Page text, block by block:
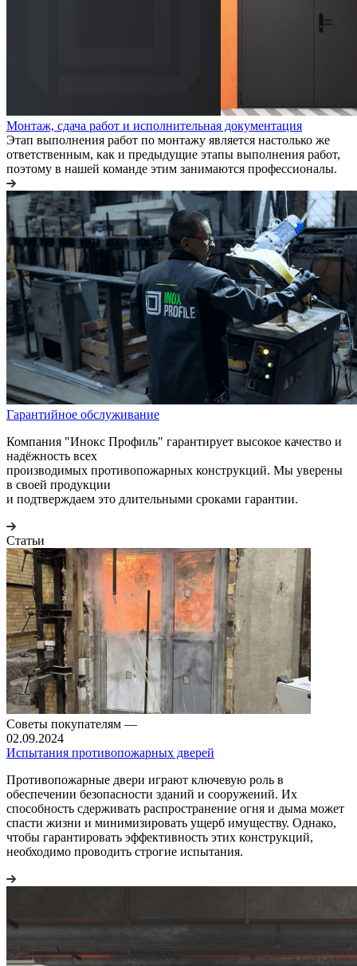
Монтаж, сдача работ и исполнительная документация
Этап выполнения работ по монтажу является настолько же
ответственным, как и предыдущие этапы выполнения работ,
поэтому в нашей команде этим занимаются профессионалы.
Гарантийное обслуживание
Компания "Инокс Профиль" гарантирует высокое качество и
надёжность всех
производимых противопожарных конструкций. Мы уверены
в своей продукции
и подтверждаем это длительными сроками гарантии.
Статьи
Советы покупателям —
02.09.2024
Испытания противопожарных дверей
Противопожарные двери играют ключевую роль в
обеспечении безопасности зданий и сооружений. Их
способность сдерживать распространение огня и дыма может
спасти жизни и минимизировать ущерб имуществу. Однако,
чтобы гарантировать эффективность этих конструкций,
необходимо проводить строгие испытания.